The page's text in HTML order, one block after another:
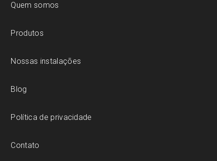
Quem somos
Produtos
Nossas instalações
Blog
Política de privacidade
Contato